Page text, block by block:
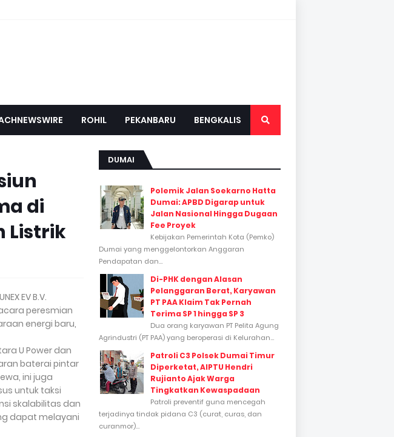
ROHIL PEKANBARU BENGKALIS
di
Listrik
EV B.V.
peresmian
energi baru,
U Power dan
baterai pintar
ini juga
untuk taksi
skalabilitas dan
dapat melayani
DUMAI
Polemik Jalan Soekarno Hatta
Dumai: APBD Digarap untuk
Jalan Nasional Hingga Dugaan
Fee Proyek
Kebijakan Pemerintah Kota (Pemko)
Dumai yang menggelontorkan Anggaran
Pendapatan dan...
Di-PHK dengan Alasan
Pelanggaran Berat, Karyawan
PT PAA Klaim Tak Pernah
Terima SP 1 hingga SP 3
Dua orang karyawan PT Pelita Agung
Agrindustri (PT PAA) yang beroperasi di Kelurahan...
Patroli C3 Polsek Dumai Timur
Diperketat, AIPTU Hendri
Rujianto Ajak Warga
Tingkatkan Kewaspadaan
Patroli preventif guna mencegah
terjadinya tindak pidana C3 (curat, curas, dan
curanmor)...